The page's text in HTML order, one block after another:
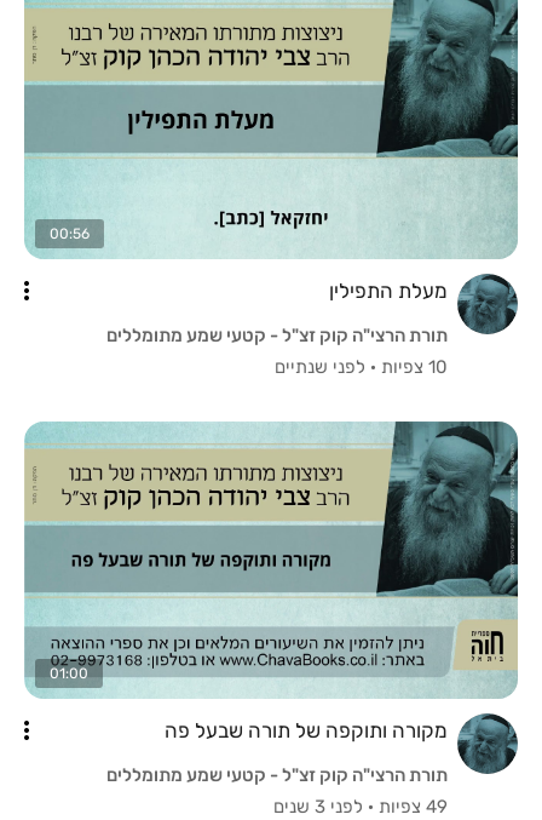
00:56
מעלת התפילין
תורת הרצי"ה קוק זצ"ל - קטעי שמע מתומללים
10 צפיות
· לפני שנתיים
01:00
מקורה ותוקפה של תורה שבעל פה
תורת הרצי"ה קוק זצ"ל - קטעי שמע מתומללים
49 צפיות
· לפני 3 שנים